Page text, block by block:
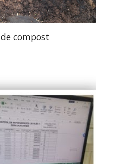
compost